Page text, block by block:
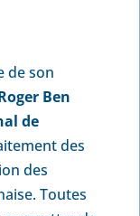
de son
Ben
de
des
des
Toutes